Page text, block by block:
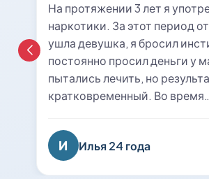
На протяжении 3 лет я
наркотики. За этот период
ушла девушка, я бросил
постоянно просил деньги у
пытались лечить, но
кратковременный. Во время
центра «21rehab». Беседа с
подтолкнула меня к мысли о
прохождении курса лечения и
И Илья 24 года